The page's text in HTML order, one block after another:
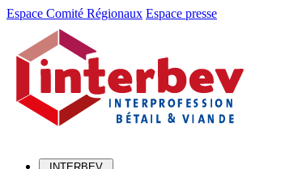
Aller
Aller
contenu
Espace Comité Régionaux Espace presse